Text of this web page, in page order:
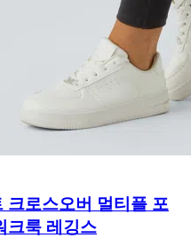
크로스오버 멀티플 포
크룩 레깅스